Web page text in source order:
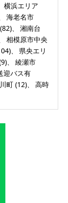
横浜エリア
海老名市
(82)
湘南台
相模原市中央
県央エリ
綾瀬市
迎バス有
町 (12)
高時